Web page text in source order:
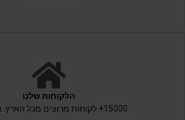
הלקוחות שלנו
15000+ לקוחות מרוצים מכל